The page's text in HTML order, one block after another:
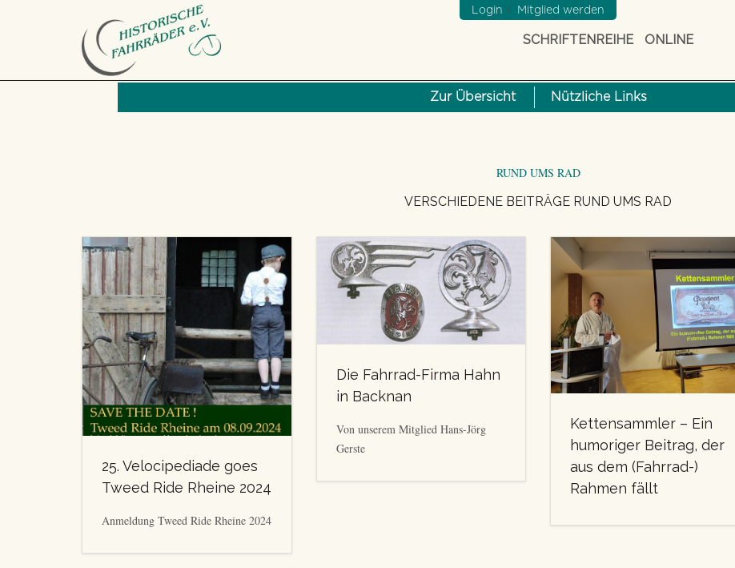
Zur Übersicht Nützliche Links
SCHRIFTENREIHE ONLINE
Login / Mitglied werden
RUND UMS RAD
VERSCHIEDENE BEITRÄGE RUND UMS RAD
25. Velocipediade goes
Tweed Ride Rheine 2024
Anmeldung Tweed Ride Rheine 2024
Die Fahrrad-Firma Hahn
in Backnan
Von unserem Mitglied Hans-Jörg
Gerste
Kettensammler – Ein
humoriger Beitrag, der
aus dem (Fahrrad-)
Rahmen fällt